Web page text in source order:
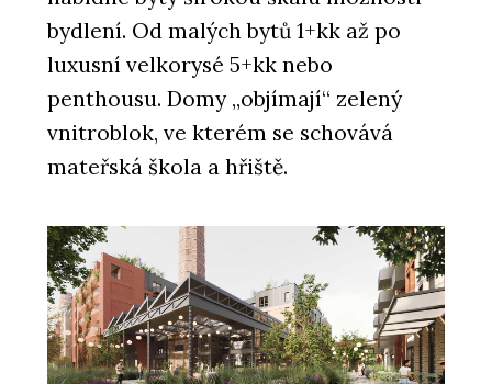
bydlení. Od malých bytů 1+kk až po
luxusní velkorysé 5+kk nebo
penthousu. Domy „objímají“ zelený
vnitroblok, ve kterém se schovává
mateřská škola a hřiště.